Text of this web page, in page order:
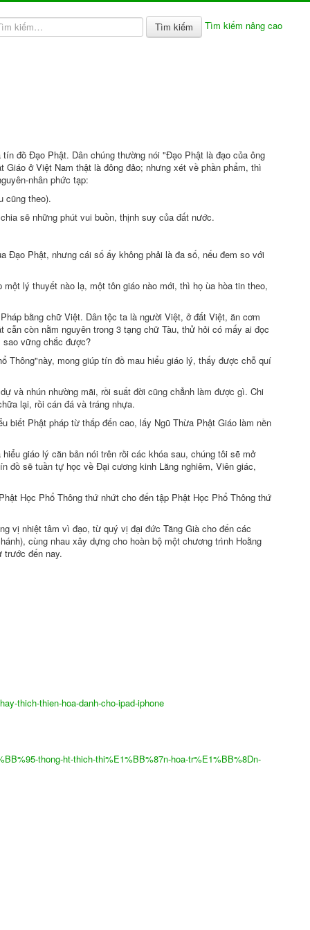
Tìm kiếm Tìm kiếm nâng cao
đồ Ðạo Phật. Dân chúng thường nói "Ðạo Phật là đạo của ông
ở Việt Nam thật là đông đảo; nhưng xét về phần phẩm, thì
nhân phức tạp:
cũng theo).
sẽ những phút vui buồn, thịnh suy của đất nước.
Ðạo Phật, nhưng cái số ấy không phải là đa số, nếu đem so với
lý thuyết nào lạ, một tôn giáo nào mới, thì họ ùa hòa tin theo,
bằng chữ Việt. Dân tộc ta là người Việt, ở đất Việt, ăn cơm
còn nằm nguyên trong 3 tạng chữ Tàu, thử hỏi có mấy ai đọc
vững chắc được?
Thông"này, mong giúp tín đồ mau hiểu giáo lý, thấy được chỗ quí
và nhún nhường mãi, rồi suất đời cũng chẳnh làm được gì. Chi
lại, rồi cán đá và tráng nhựa.
biết Phật pháp từ thấp đến cao, lấy Ngũ Thừa Phật Giáo làm nền
giáo lý căn bản nói trên rồi các khóa sau, chúng tôi sẽ mở
đồ sẽ tuần tự học về Ðại cương kinh Lăng nghiêm, Viên giác,
Học Phổ Thông thứ nhứt cho đến tập Phật Học Phổ Thông thứ
vị nhiệt tâm vì đạo, từ quý vị đại đức Tăng Già cho đến các
cùng nhau xây dựng cho hoàn bộ một chương trình Hoằng
trước đến nay.
thich-thien-hoa-danh-cho-ipad-iphone
thong-ht-thich-thi%E1%BB%87n-hoa-tr%E1%BB%8Dn-